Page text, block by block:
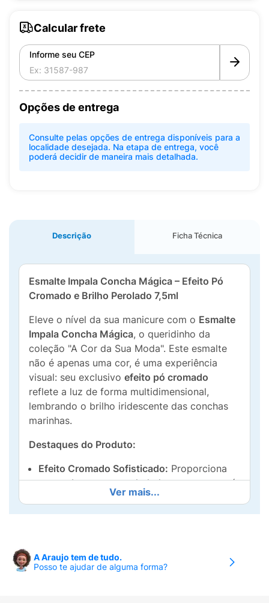
Calcular frete
Informe seu CEP
Opções de entrega
Consulte pelas opções de entrega disponíveis para a
localidade desejada. Na etapa de entrega, você
poderá decidir de maneira mais detalhada.
Descrição Ficha Técnica
Esmalte Impala Concha Mágica – Efeito Pó
Cromado e Brilho Perolado 7,5ml
Eleve o nível da sua manicure com o Esmalte
Impala Concha Mágica, o queridinho da
coleção "A Cor da Sua Moda". Este esmalte
não é apenas uma cor, é uma experiência
visual: seu exclusivo efeito pó cromado
reflete a luz de forma multidimensional,
lembrando o brilho iridescente das conchas
marinhas.
Destaques do Produto:
Efeito Cromado Sofisticado: Proporciona
um acabamento perolado luxuoso que está
no topo das tendências de
sem manchas.
Ver mais...
A Araujo tem de tudo.
Posso te ajudar de alguma forma?